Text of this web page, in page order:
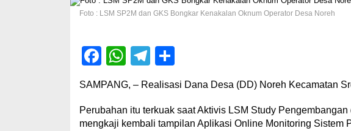
Foto : LSM SP2M dan GKS Bongkar Kenakalan Oknum Operator Desa Noreh
Facebook
WhatsApp
Telegram
SAMPANG, – Realisasi Dana Desa (DD) Noreh Kecamatan
Perubahan itu terkuak saat Aktivis LSM Study
mengkaji kembali tampilan Aplikasi Online Monitoring Sistem